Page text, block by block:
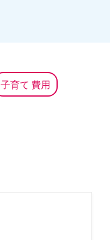
子育て 費用